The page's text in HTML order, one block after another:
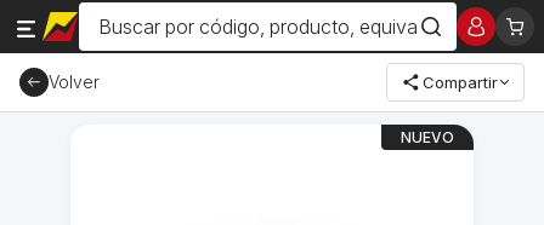
Volver Compartir
NUEVO